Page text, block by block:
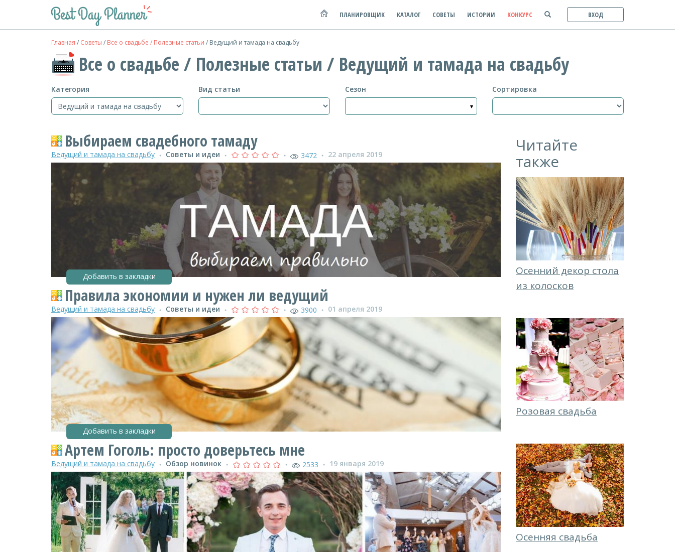
ПЛАНИРОВЩИК КАТАЛОГ СОВЕТЫ ИСТОРИИ КОНКУРС ВХОД
Главная / Советы / Все о свадьбе / Полезные статьи / Ведущий и тамада на свадьбу
Все о свадьбе / Полезные статьи / Ведущий и тамада на свадьбу
Категория Вид статьи Сезон Сортировка
Выбираем свадебного тамаду
Ведущий и тамада на свадьбу ● Советы и идеи ● ● 3472 ● 22 апреля 2019
Добавить в закладки
Правила экономии и нужен ли ведущий
Ведущий и тамада на свадьбу ● Советы и идеи ● ● 3900 ● 01 апреля 2019
Добавить в закладки
Артем Гоголь: просто доверьтесь мне
Ведущий и тамада на свадьбу ● Обзор новинок ● ● 2533 ● 19 января 2019
Читайте
также
Осенний декор стола
из колосков
Розовая свадьба
Осенняя свадьба